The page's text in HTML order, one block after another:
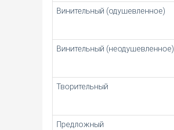
Винительный (одушевленное)
Винительный (неодушевленное)
Творительный
Предложный